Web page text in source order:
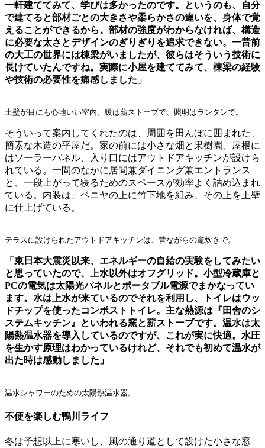
一軒建ててみて、学びは多かったのです。というのも、自分
で建てると部材ごとの大きさや柔らかさの違いを、身体で覚
えることができるから。部材の強度がわからなければ、構造
に必要な太さとデザインのぎりぎりを追求できない。一昔前
の大工の世界には棟梁がいましたが、彼らはそういう技術に
長けていたんですね。実際に小屋を建ててみて、棟梁の経験
や技術の必要性を痛感しました」
土壁が目にも心地いい室内。暖は薪ストーブで、照明はランタンで。
そういって案内してくれたのは、周囲を田んぼに囲まれた、
簡素な木造の平屋だ。家の前には小さな畑と果樹園、屋根に
はソーラーパネル、入り口にはアウトドアキッチンが設けら
れている。一間のなかに居間兼ダイニング兼エントランス
と、一段上がって寝るためのスペースが効率よく詰め込まれ
ている。内装は、ベニヤの上に竹下地を組み、その上を土壁
に仕上げている。
テラスに設けられたアウトドアキッチンは、昔ながらの竈炊きで。
「東日本大震災以来、エネルギーの自給の実験をしてみたい
と思っていたので、上水以外はオフグリッド。小型冷蔵庫と
PCの電気は太陽光パネルとポータブル電源でまかなってい
ます。水は上水が来ているのでそれを利用し、トイレはウッ
ドチップを使ったコンポストトイレ。主な熱源は『田舎のシ
ステムキッチン』といわれる窯と薪ストーブです。温水は太
陽熱温水器を導入しているのですが、これが実に快適。水圧
を生かす原理はわかっているけれど、それでも初めて温水が
出た時は感動しました」
温水シャワーのための太陽熱温水器。
不便を楽しむ鴨川ライフ
冬は予想以上に寒いし、風の通り道として設けた小さな窓